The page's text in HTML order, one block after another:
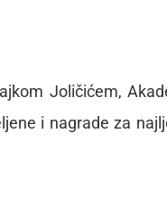
Joličićem,
i nagrade za